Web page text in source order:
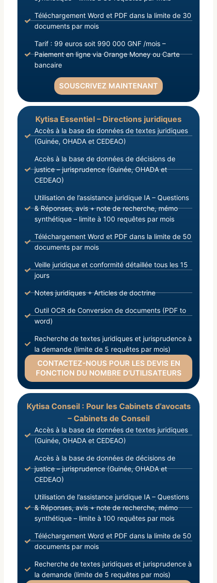
Téléchargement Word et PDF dans la limite de 30
documents par mois
Tarif : 99 euros soit 990 000 GNF /mois –
Paiement en ligne via Orange Money ou Carte
bancaire
SOUSCRIVEZ MAINTENANT
Kytisa Essentiel – Directions juridiques
Accès à la base de données de textes juridiques
(Guinée, OHADA et CEDEAO)
Accès à la base de données de décisions de
justice – jurisprudence (Guinée, OHADA et
CEDEAO)
Utilisation de l’assistance juridique IA – Questions
& Réponses, avis + note de recherche, mémo
synthétique – limite à 100 requêtes par mois
Téléchargement Word et PDF dans la limite de 50
documents par mois
Veille juridique et conformité détaillée tous les 15
jours
Notes juridiques + Articles de doctrine
Outil OCR de Conversion de documents (PDF to
word)
Recherche de textes juridiques et jurisprudence à
la demande (limite de 5 requêtes par mois)
CONTACTEZ-NOUS POUR LES DEVIS EN
FONCTION DU NOMBRE D’UTILISATEURS
Kytisa Conseil : Pour les Cabinets d’avocats
– Cabinets de Conseil
Accès à la base de données de textes juridiques
(Guinée, OHADA et CEDEAO)
Accès à la base de données de décisions de
justice – jurisprudence (Guinée, OHADA et
CEDEAO)
Utilisation de l’assistance juridique IA – Questions
& Réponses, avis + note de recherche, mémo
synthétique – limite à 100 requêtes par mois
Téléchargement Word et PDF dans la limite de 50
documents par mois
Recherche de textes juridiques et jurisprudence à
la demande (limite de 5 requêtes par mois)